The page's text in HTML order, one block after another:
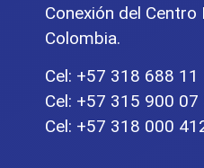
Conexión del
Colombia.
Cel: +57 318 688 11
Cel: +57 315 900 07
Cel: +57 318 000